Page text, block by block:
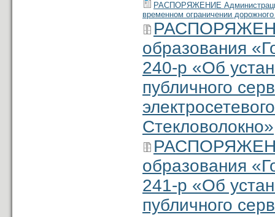
РАСПОРЯЖЕНИЕ
временном ограничении
образования
240-р «Об
публичного
Стекловолокно»
образования
241-р «Об
публичного